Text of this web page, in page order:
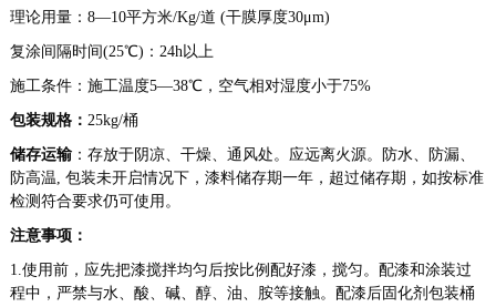
理论用量：8—10平方米/Kg/道 (干膜厚度30μm)
复涂间隔时间(25℃)：24h以上
施工条件：施工温度5—38℃，空气相对湿度小于75%
包装规格： 25kg/桶
储存运输：存放于阴凉、干燥、通风处。应远离火源。防水、防漏、
防高温, 包装未开启情况下，漆料储存期一年，超过储存期，如按标准
检测符合要求仍可使用。
注意事项：
1.使用前，应先把漆搅拌均匀后按比例配好漆，搅匀。配漆和涂装过
程中，严禁与水、酸、碱、醇、油、胺等接触。配漆后固化剂包装桶